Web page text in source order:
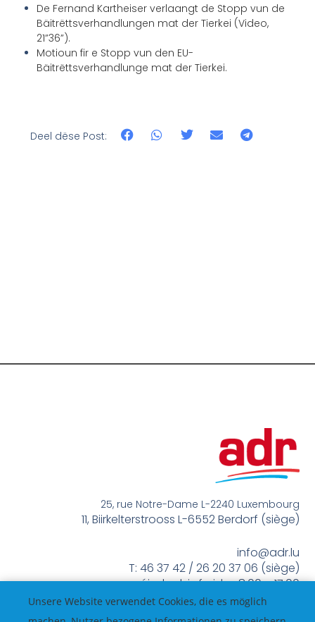
De Fernand Kartheiser verlaangt de Stopp vun de
Bäitrëttsverhandlungen mat der Tierkei (Video,
21”36”).
Motioun fir e Stopp vun den EU-
Bäitrëttsverhandlunge mat der Tierkei.
Deel dëse Post:
25, rue Notre-Dame L-2240 Luxembourg
11, Biirkelterstrooss L-6552 Berdorf (siège)
info@adr.lu
T: 46 37 42 / 26 20 37 06 (siège)
méindes bis freides 8:00 – 17:00
Unsere Website verwendet Cookies, die es möglich